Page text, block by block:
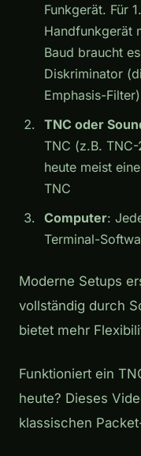
Funkgerät. Für
Handfunkgerät
Baud braucht
Diskriminator
Emphasis-Filter)
TNC oder
TNC (z.B.
heute meist
TNC
Computer:
Terminal-
Moderne Setups
vollständig durch
bietet mehr
Funktioniert ein
heute? Dieses
klassischen